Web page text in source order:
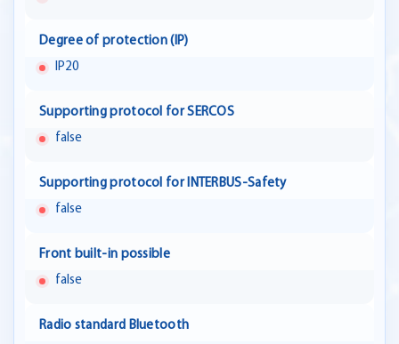
Degree of protection (IP)
IP20
Supporting protocol for SERCOS
false
Supporting protocol for INTERBUS-Safety
false
Front built-in possible
false
Radio standard Bluetooth